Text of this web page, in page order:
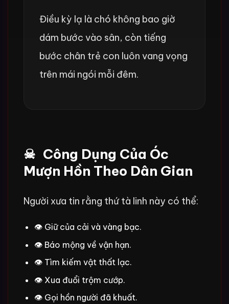
Điều kỳ lạ là chó không bao giờ
dám bước vào sân, còn tiếng
bước chân trẻ con luôn vang vọng
trên mái ngói mỗi đêm.
Công Dụng Của Óc
Mượn Hồn Theo Dân Gian
Người xưa tin rằng thứ tà linh này có thể:
👁 Giữ của cải và vàng bạc.
👁 Báo mộng về vận hạn.
👁 Tìm kiếm vật thất lạc.
👁 Xua đuổi trộm cướp.
👁 Gọi hồn người đã khuất.